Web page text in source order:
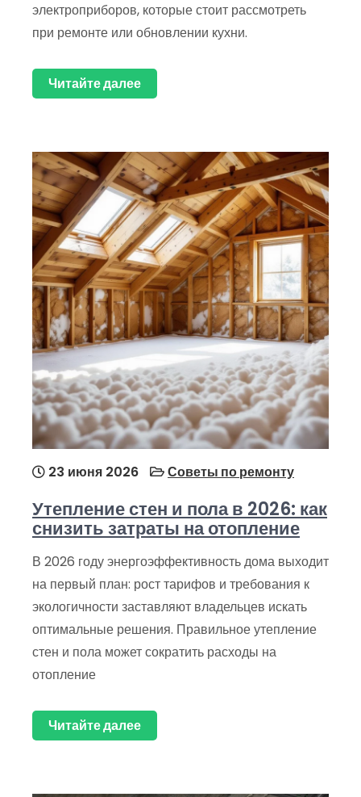
электроприборов, которые стоит рассмотреть
при ремонте или обновлении кухни.
Читайте далее
23 июня 2026 Советы по ремонту
Утепление стен и пола в 2026: как
снизить затраты на отопление
В 2026 году энергоэффективность дома выходит
на первый план: рост тарифов и требования к
экологичности заставляют владельцев искать
оптимальные решения. Правильное утепление
стен и пола может сократить расходы на
отопление
Читайте далее